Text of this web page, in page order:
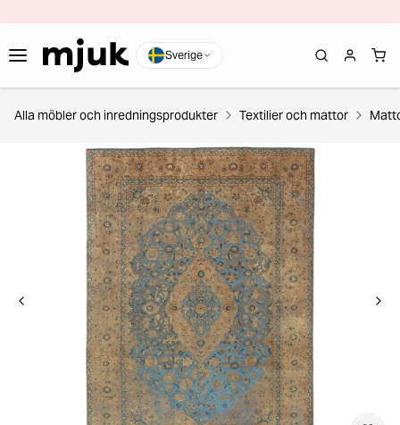
Sverige
Alla möbler och inredningsprodukter Textilier och mattor